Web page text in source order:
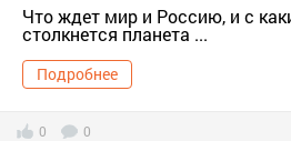
Что ждет мир и Россию, и с
столкнется планета ...
Подробнее
0 0